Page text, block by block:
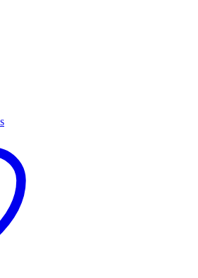
Ce
plusieurs
variations.
Les
options
peuvent
être
choisies